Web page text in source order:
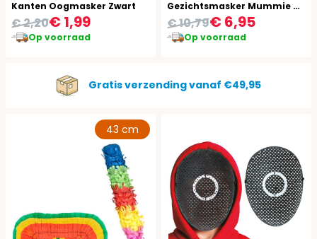
Kanten Oogmasker Zwart
€ 1,99
€ 2,20
Op voorraad
Gezichtsmasker Mummie Horror Latex
€ 6,95
€ 10,79
Op voorraad
Gratis verzending vanaf €49,95
43 cm